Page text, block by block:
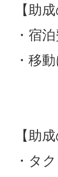
【助
・宿
・移
【助
・タ